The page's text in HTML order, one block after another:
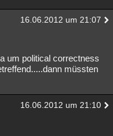
16.06.2012 um 21:07
um political correctness
müssten
16.06.2012 um 21:10